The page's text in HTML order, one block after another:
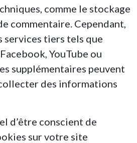
comme le stockage
commentaire. Cependant,
services tiers tels que
YouTube ou
supplémentaires peuvent
des informations
d’être conscient de
sur votre site